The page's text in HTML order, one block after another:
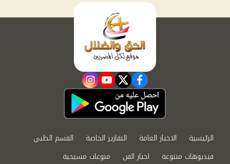
facebook
twitter
youtube
instagram
الرئيسية الاخبار العامة التقارير الخاصة
القسم الطبي
فيديوهات متنوعة
اخبار الفن منوعات مسيحية